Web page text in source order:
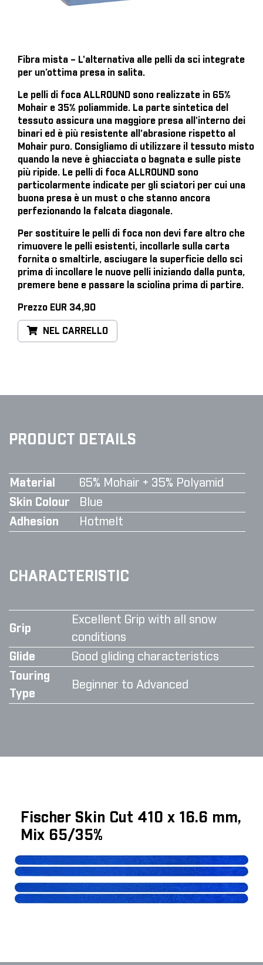
Fibra mista – L'alternativa alle pelli da sci integrate
per un’ottima presa in salita.
Le pelli di foca ALLROUND sono realizzate in 65%
Mohair e 35% poliammide. La parte sintetica del
tessuto assicura una maggiore presa all'interno dei
binari ed è più resistente all'abrasione rispetto al
Mohair puro. Consigliamo di utilizzare il tessuto misto
quando la neve è ghiacciata o bagnata e sulle piste
più ripide. Le pelli di foca ALLROUND sono
particolarmente indicate per gli sciatori per cui una
buona presa è un must o che stanno ancora
perfezionando la falcata diagonale.
Per sostituire le pelli di foca non devi fare altro che
rimuovere le pelli esistenti, incollarle sulla carta
fornita o smaltirle, asciugare la superficie dello sci
prima di incollare le nuove pelli iniziando dalla punta,
premere bene e passare la sciolina prima di partire.
Prezzo EUR 34,90
NEL CARRELLO
PRODUCT DETAILS
Material
65% Mohair + 35% Polyamid
Skin Colour
Blue
Adhesion
Hotmelt
CHARACTERISTIC
Grip
Excellent Grip with all snow
conditions
Glide
Good gliding characteristics
Touring
Type
Beginner to Advanced
Fischer Skin Cut 410 x 16.6 mm,
Mix 65/35%